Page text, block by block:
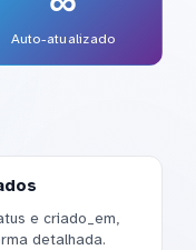
Auto-atualizado
e criado_em,
detalhada.